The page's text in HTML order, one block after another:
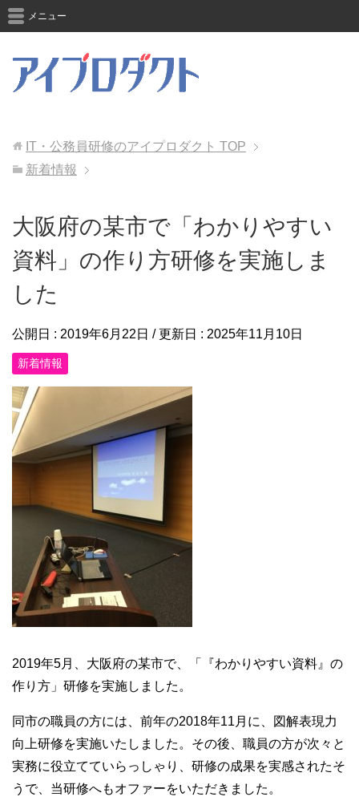
メニュー
IT・公務員研修のアイプロダクト TOP
新着情報
大阪府の某市で「わかりやすい
資料」の作り方研修を実施しま
した
公開日 : 2019年6月22日 / 更新日 : 2025年11月10日
新着情報
2019年5月、大阪府の某市で、「『わかりやすい資料』の
作り方」研修を実施しました。
同市の職員の方には、前年の2018年11月に、図解表現力
向上研修を実施いたしました。その後、職員の方が次々と
実務に役立てていらっしゃり、研修の成果を実感されたそ
うで、当研修へもオファーをいただきました。